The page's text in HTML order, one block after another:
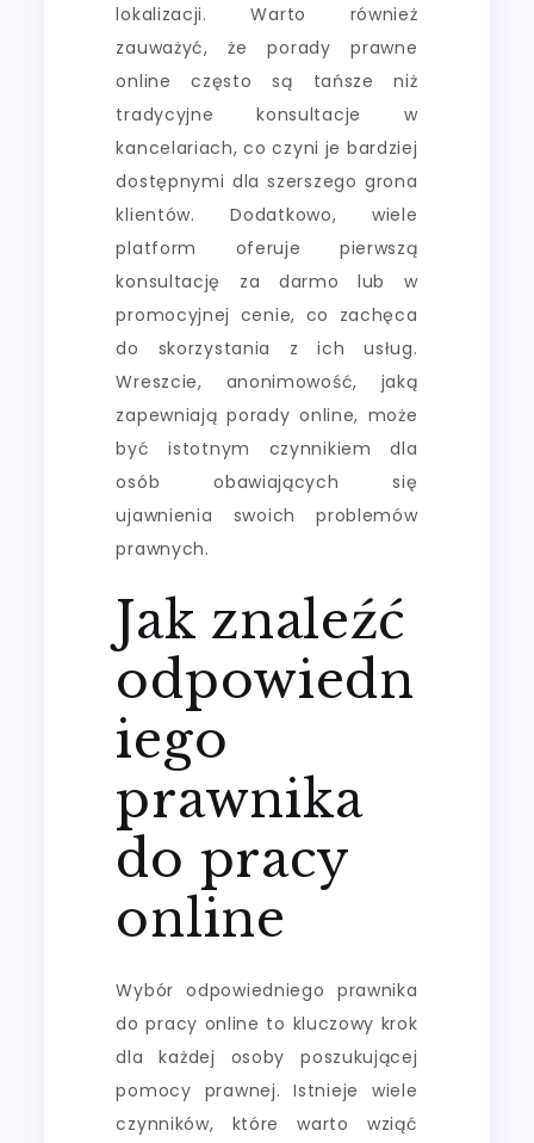
lokalizacji. Warto również
zauważyć, że porady prawne
online często są tańsze niż
tradycyjne konsultacje w
kancelariach, co czyni je bardziej
dostępnymi dla szerszego grona
klientów. Dodatkowo, wiele
platform oferuje pierwszą
konsultację za darmo lub w
promocyjnej cenie, co zachęca
do skorzystania z ich usług.
Wreszcie, anonimowość, jaką
zapewniają porady online, może
być istotnym czynnikiem dla
osób obawiających się
ujawnienia swoich problemów
prawnych.
Jak znaleźć
odpowiedn
iego
prawnika
do pracy
online
Wybór odpowiedniego prawnika
do pracy online to kluczowy krok
dla każdej osoby poszukującej
pomocy prawnej. Istnieje wiele
czynników, które warto wziąć